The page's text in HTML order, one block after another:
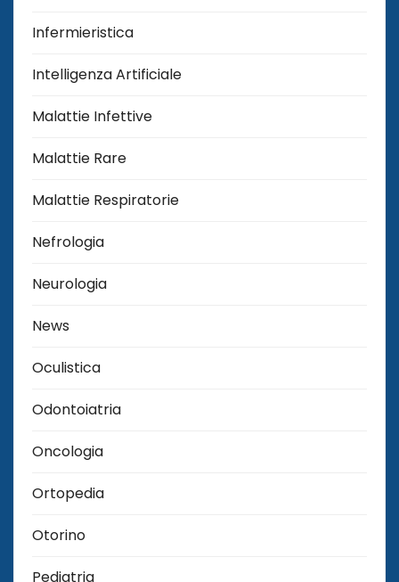
Infermieristica
Intelligenza Artificiale
Malattie Infettive
Malattie Rare
Malattie Respiratorie
Nefrologia
Neurologia
News
Oculistica
Odontoiatria
Oncologia
Ortopedia
Otorino
Pediatria